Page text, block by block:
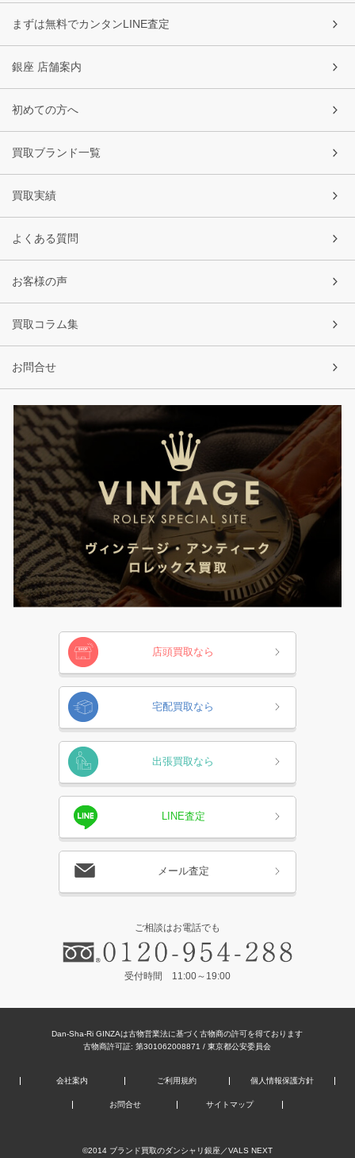
まずは無料でカンタンLINE査定
銀座 店舗案内
初めての方へ
買取ブランド一覧
買取実績
よくある質問
お客様の声
買取コラム集
お問合せ
店頭買取なら
宅配買取なら
出張買取なら
LINE査定
メール査定
ご相談はお電話でも
受付時間 11:00～19:00
Dan-Sha-Ri GINZAは古物営業法に基づく古物商の許可を得ております
古物商許可証: 第301062008871 / 東京都公安委員会
会社案内 ご利用規約 個人情報保護方針
お問合せ サイトマップ
©2014 ブランド買取のダンシャリ銀座／VALS NEXT